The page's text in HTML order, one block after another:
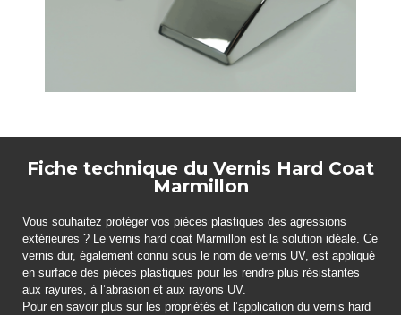
Fiche technique du Vernis Hard Coat
Marmillon
Vous souhaitez protéger vos pièces plastiques des agressions
extérieures ? Le vernis hard coat Marmillon est la solution idéale. Ce
vernis dur, également connu sous le nom de vernis UV, est appliqué
en surface des pièces plastiques pour les rendre plus résistantes
aux rayures, à l’abrasion et aux rayons UV.
Pour en savoir plus sur les propriétés et l’application du vernis hard